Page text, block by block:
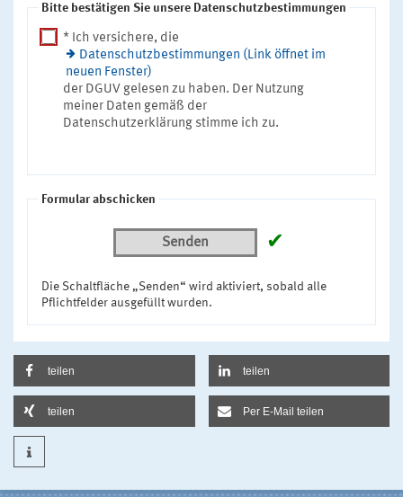
Bitte bestätigen Sie unsere Datenschutzbestimmungen
* Ich versichere, die
Datenschutzbestimmungen (Link öffnet im
neuen Fenster)
der DGUV gelesen zu haben. Der Nutzung
meiner Daten gemäß der
Datenschutzerklärung stimme ich zu.
Formular abschicken
Senden ✔
Die Schaltfläche „Senden“ wird aktiviert, sobald alle
Pflichtfelder ausgefüllt wurden.
teilen teilen
teilen Per E-Mail teilen